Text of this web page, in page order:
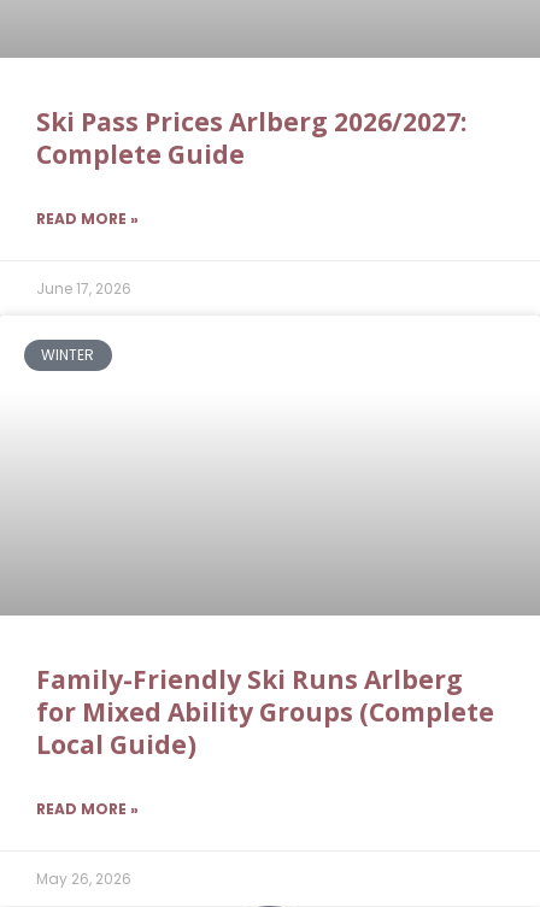
Ski Pass Prices Arlberg 2026/2027:
Complete Guide
READ MORE »
June 17, 2026
WINTER
Family-Friendly Ski Runs Arlberg
for Mixed Ability Groups (Complete
Local Guide)
READ MORE »
May 26, 2026